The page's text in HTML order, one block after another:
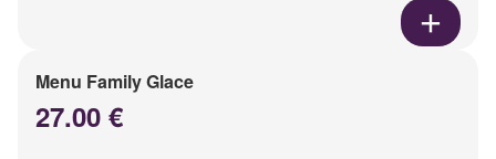
Menu Family Glace
27.00 €